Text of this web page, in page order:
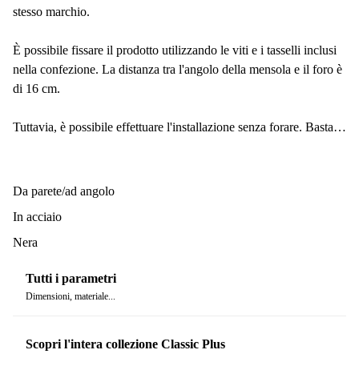
stesso marchio.
È possibile fissare il prodotto utilizzando le viti e i tasselli inclusi
nella confezione. La distanza tra l'angolo della mensola e il foro è
di 16 cm.
Tuttavia, è possibile effettuare l'installazione senza forare. Basta
Wenko Vacuum-Loc Classic Plus Wall Hook
superfici.
con uno speciale supporto adesivo che offre un'adesione
estremamente forte a tutte le superfici lisce.
Set di 2 ganci da parete autoportanti Wenko Power-Loc Classic
Da parete/ad angolo
In acciaio
Nera
Tutti i parametri
Dimensioni, materiale...
Scopri l'intera collezione Classic Plus